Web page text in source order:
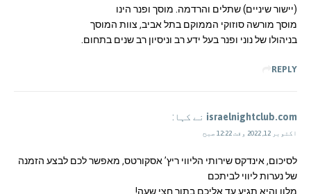
(יישור שיניים) שתלים והרדמה. מוסך ופנר הינו
מוסך מורשה סוזוקי הממוקם בתל אביב, צוות המוסך
בניהולו של נוני ופנר בעל ידע רב וניסיון רב שנים בתחום.
REPLY
israelnightclub.com نے کہا:
اکتوبر 12, 2022 وقت 12:22 صبح
לסיכום, אינדקס שירותי הליווי ריץ’ אסקורטס, מאפשר לכם לבצע הזמנה
של נערות ליווי לביתכם
מלון והיא תגיע עד אליכם בתוך חצי שעה!